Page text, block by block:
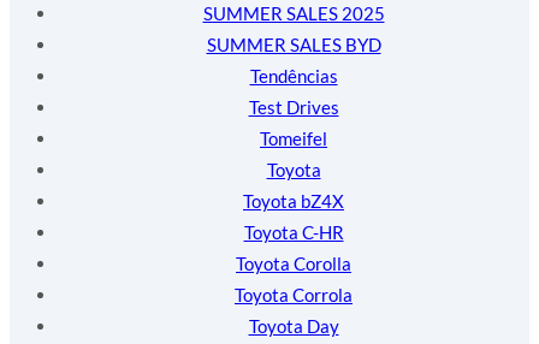
SUMMER SALES 2025
SUMMER SALES BYD
Tendências
Test Drives
Tomeifel
Toyota
Toyota bZ4X
Toyota C-HR
Toyota Corolla
Toyota Corrola
Toyota Day